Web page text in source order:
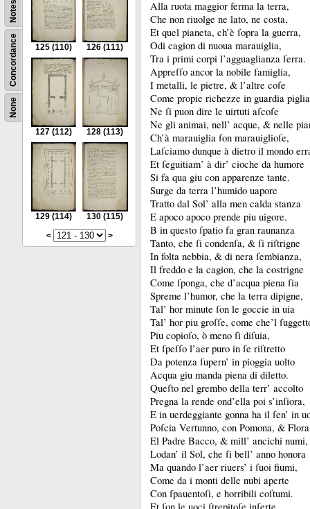
None
Concordance
Notes
125 (110) 126 (111)
127 (112) 128 (113)
129 (114) 130 (115)
<
>
Alla ruota maggior ferma la terra,
Che non riuolge ne lato, ne costa,
Et quel pianeta, ch’è ſopra la guerra,
Odi cagion di nuoua marauiglia,
Tra i primi corpi l’agguaglianza ſerra.
Appreſſo ancor la nobile famiglia,
I metalli, le pietre, & l’altre coſe
Come propie richezze in guardia
Ne ſi puon dire le uirtuti aſcoſe
Ne gli animai, nell’ acque, & nelle
Ch’à marauiglia ſon marauiglioſe,
Laſciamo dunque à dietro il mondo
Et ſeguitiam’ à dir’ cioche da humore
Si fa qua giu con apparenze tante.
Surge da terra l’humido uapore
Tratto dal Sol’ alla men calda stanza
E apoco apoco prende piu uigore.
B in questo ſpatio fa gran raunanza
Tanto, che ſi condenſa, & ſi riſtrigne
In folta nebbia, & di nera ſembianza,
Il freddo e la cagion, che la costrigne
Come ſponga, che d’acqua piena ſia
Spreme l’humor, che la terra dipigne,
Tal’ hor minute ſon le goccie in uia
Tal’ hor piu groſſe, come che’l
Piu copioſo, ò meno ſi diſuia,
Et ſpeſſo l’aer puro in ſe riſtretto
Da potenza ſupern’ in pioggia uolto
Acqua giu manda piena di diletto.
Queſto nel grembo della terr’ accolto
Pregna la rende ond’ella poi s’inſiora,
E in uerdeggiante gonna ha il ſen’ in
Poſcia Vertunno, con Pomona, & Flora
El Padre Bacco, & mill’ ancichi numi,
Lodan’ il Sol, che ſi bell’ anno honora
Ma quando l’aer riuers’ i ſuoi fiumi,
Come da i monti delle nubi aperte
Con ſpauentoſi, e horribili coſtumi.